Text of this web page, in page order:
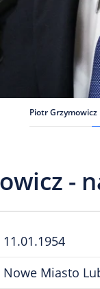
Piotr Grzymowicz
-
11.01.1954
Nowe Miasto